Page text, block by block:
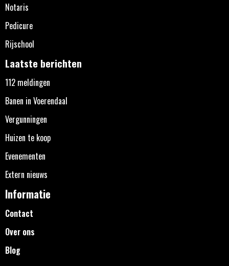
Notaris
Pedicure
Rijschool
Laatste berichten
112 meldingen
Banen in Voerendaal
Vergunningen
Huizen te koop
Evenementen
Extern nieuws
Informatie
Contact
Over ons
Blog